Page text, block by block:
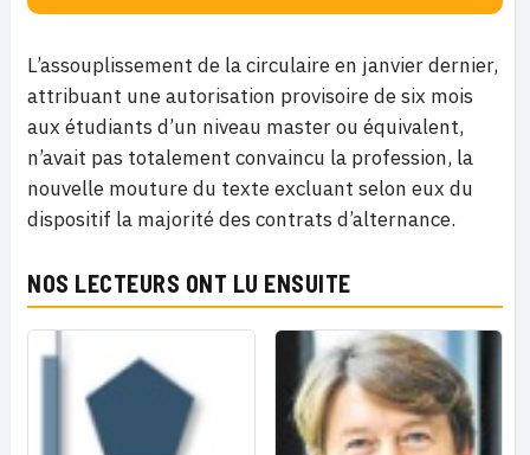
L’assouplissement de la circulaire en janvier dernier,
attribuant une autorisation provisoire de six mois
aux étudiants d’un niveau master ou équivalent,
n’avait pas totalement convaincu la profession, la
nouvelle mouture du texte excluant selon eux du
dispositif la majorité des contrats d’alternance.
NOS LECTEURS ONT LU ENSUITE